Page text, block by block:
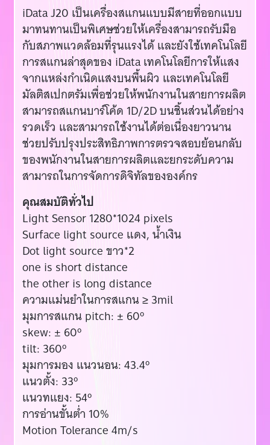
iData J20 เป็นเครื่องสแกนแบบมีสายที่ออกแบบ
มาทนทานเป็นพิเศษช่วยให้เครื่องสามารถรับมือ
กับสภาพแวดล้อมที่รุนแรงได้ และยังใช้เทคโนโลยี
การสแกนล่าสุดของ iData เทคโนโลยีการให้แสง
จากแหล่งกำเนิดแสงบนพื้นผิว และเทคโนโลยี
มัลติสเปกตรัมเพื่อช่วยให้พนักงานในสายการผลิต
สามารถสแกนบาร์โค้ด 1D/2D บนชิ้นส่วนได้อย่าง
รวดเร็ว และสามารถใช้งานได้ต่อเนื่องยาวนาน
ช่วยปรับปรุงประสิทธิภาพการตรวจสอบย้อนกลับ
ของพนักงานในสายการผลิตและยกระดับความ
สามารถในการจัดการดิจิทัลขององค์กร
คุณสมบัติทั่วไป
Light Sensor 1280*1024 pixels
Surface light source แดง, น้ำเงิน
Dot light source ขาว*2
one is short distance
the other is long distance
ความแม่นยำในการสแกน ≥ 3mil
มุมการสแกน pitch: ± 60º
skew: ± 60º
tilt: 360º
มุมการมอง แนวนอน: 43.4º
แนวตั้ง: 33º
แนวทแยง: 54º
การอ่านขั้นต่ำ 10%
Motion Tolerance 4m/s